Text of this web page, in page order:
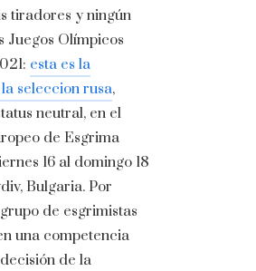
tiradores y ningún
Juegos Olímpicos
esta es la
seleccion rusa,
neutral, en el
de Esgrima
16 al domingo 18
Bulgaria. Por
de esgrimistas
una competencia
de la